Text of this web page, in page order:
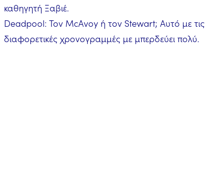
καθηγητή Ξαβιέ.
Deadpool: Τον McAvoy ή τον Stewart; Αυτό με τις
διαφορετικές χρονογραμμές με μπερδεύει πολύ.